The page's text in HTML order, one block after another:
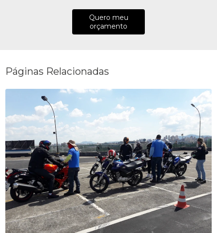
Quero meu
orçamento
Páginas Relacionadas